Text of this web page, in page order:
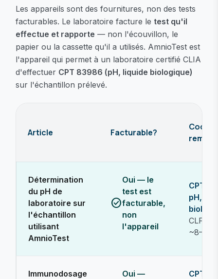
Les appareils sont des fournitures, non des tests
facturables. Le laboratoire facture le test qu'il
effectue et rapporte — non l'écouvillon, le
papier ou la cassette qu'il a utilisés. AmnioTest est
l'appareil qui permet à un laboratoire certifié CLIA
d'effectuer CPT 83986 (pH, liquide biologique)
sur l'échantillon prélevé.
Article Facturable?
Code
Détermination
du pH de
laboratoire sur
l'échantillon
utilisant
AmnioTest
check_circle
Oui — le
test est
facturable,
non
l'appareil
CPT
pH,
CLFS
~8–10
Immunodosage
Oui —
CPT